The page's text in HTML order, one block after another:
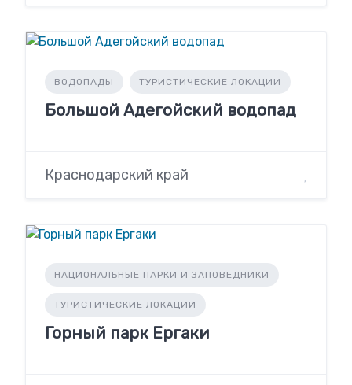
ВОДОПАДЫ ТУРИСТИЧЕСКИЕ ЛОКАЦИИ
Большой Адегойский водопад
Краснодарский край
НАЦИОНАЛЬНЫЕ ПАРКИ И ЗАПОВЕДНИКИ
ТУРИСТИЧЕСКИЕ ЛОКАЦИИ
Горный парк Ергаки